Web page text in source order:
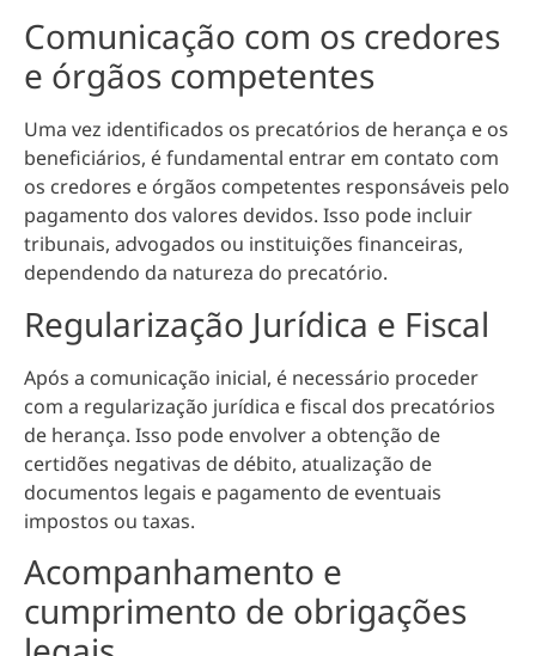
Comunicação com os credores
e órgãos competentes
Uma vez identificados os precatórios de herança e os
beneficiários, é fundamental entrar em contato com
os credores e órgãos competentes responsáveis pelo
pagamento dos valores devidos. Isso pode incluir
tribunais, advogados ou instituições financeiras,
dependendo da natureza do precatório.
Regularização Jurídica e Fiscal
Após a comunicação inicial, é necessário proceder
com a regularização jurídica e fiscal dos precatórios
de herança. Isso pode envolver a obtenção de
certidões negativas de débito, atualização de
documentos legais e pagamento de eventuais
impostos ou taxas.
Acompanhamento e
cumprimento de obrigações